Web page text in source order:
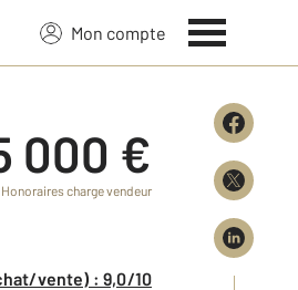
Mon compte
000 €
Honoraires charge vendeur
vente) : 9,0/10